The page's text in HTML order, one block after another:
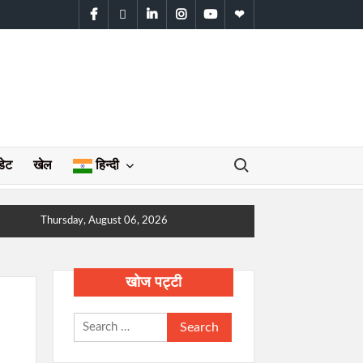
facebooktwitterlinkedininstagramyoutubeWhatsApp
खेल हिन्दी
Search for:
Thursday, August 06, 2026
खोज पट्टी
Search
for: